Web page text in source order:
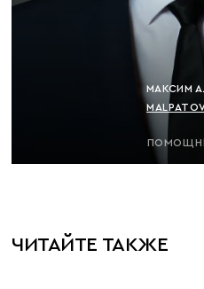
МАКСИМ
ЧИТАЙТЕ ТАКЖЕ